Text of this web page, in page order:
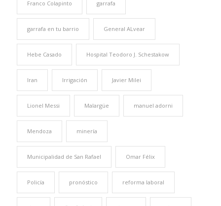
Franco Colapinto garrafa
garrafa en tu barrio General ALvear
Hebe Casado Hospital Teodoro J. Schestakow
Iran Irrigación Javier Milei
Lionel Messi Malargüe manuel adorni
Mendoza minería
Municipalidad de San Rafael Omar Félix
Policía pronóstico reforma laboral